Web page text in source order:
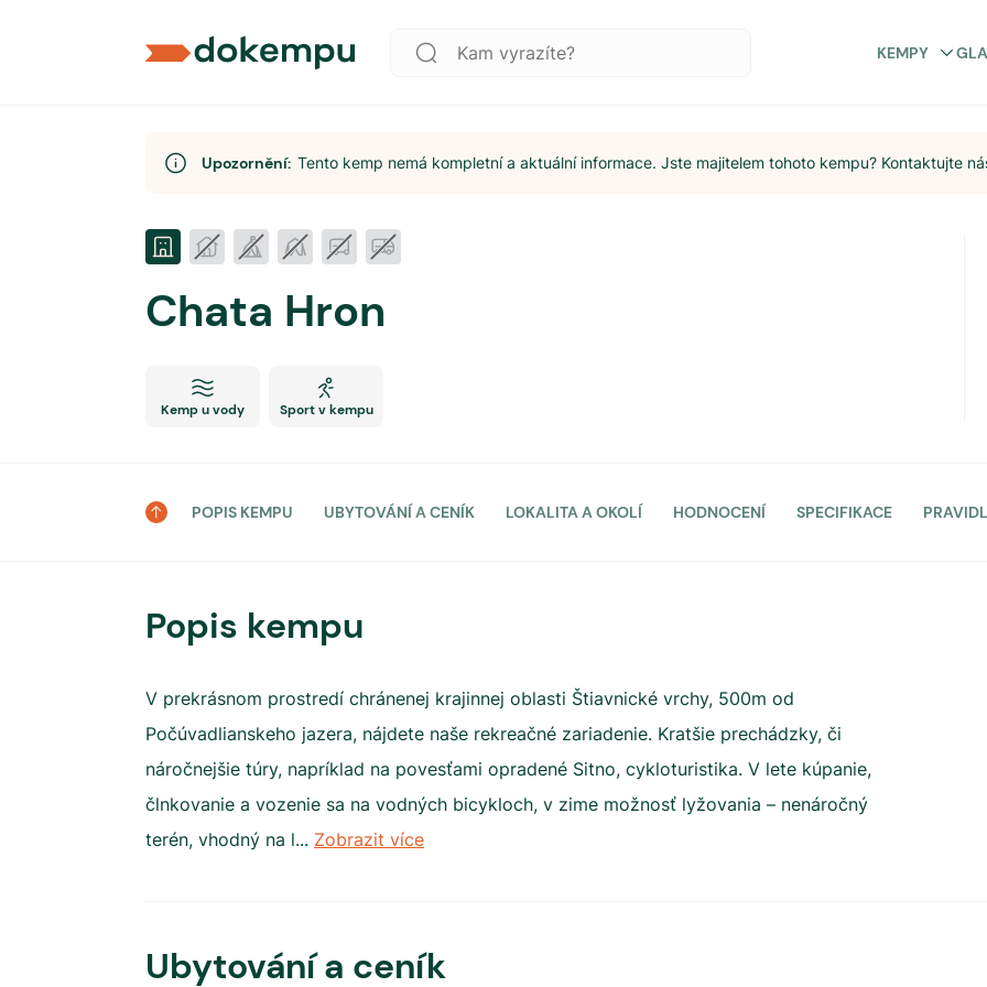
KEMPY
Upozornění: Tento kemp nemá kompletní a aktuální informace. Jste majitelem tohoto kempu? Kontaktujte
Chata Hron
Kemp u vody Sport v kempu
POPIS KEMPU UBYTOVÁNÍ A CENÍK LOKALITA A OKOLÍ HODNOCENÍ SPECIFIKACE
Popis kempu
V prekrásnom prostredí chránenej krajinnej oblasti Štiavnické vrchy, 500m od
Počúvadlianskeho jazera, nájdete naše rekreačné zariadenie. Kratšie prechádzky, či
náročnejšie túry, napríklad na povesťami opradené Sitno, cykloturistika. V lete kúpanie,
člnkovanie a vozenie sa na vodných bicykloch, v zime možnosť lyžovania – nenáročný
terén, vhodný na l... Zobrazit více
Ubytování a ceník